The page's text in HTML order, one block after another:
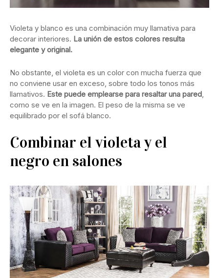
Violeta y blanco es una combinación muy llamativa para
decorar interiores. La unión de estos colores resulta
elegante y original.
No obstante, el violeta es un color con mucha fuerza que
no conviene usar en exceso, sobre todo los tonos más
llamativos. Este puede emplearse para resaltar una pared,
como se ve en la imagen. El peso de la misma se ve
equilibrado por el sofá blanco.
Combinar el violeta y el
negro en salones